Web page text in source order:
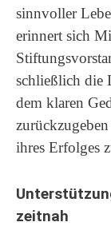
sinnvoller
erinnert sich
schließlich die
dem klaren
ihres Erfolges
zeitnah